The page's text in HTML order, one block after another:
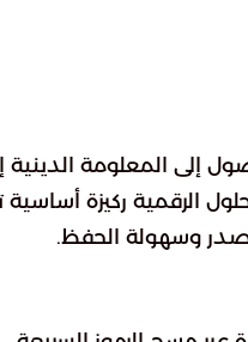
إلى المعلومة الدينية
الرقمية ركيزة أساسية
وسهولة الحفظ.